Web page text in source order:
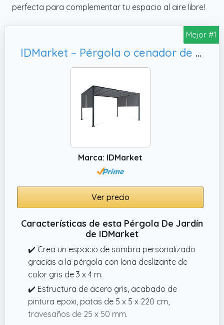
perfecta para complementar tu espacio al aire libre!
Mejor #1
IDMarket – Pérgola o cenador de jardín, color gris antracita
Marca: IDMarket
Ver precio
Características de esta Pérgola De Jardín
de IDMarket
✔️ Crea un espacio de sombra personalizado
gracias a la pérgola con lona deslizante de
color gris de 3 x 4 m.
✔️ Estructura de acero gris, acabado de
pintura epoxi, patas de 5 x 5 x 220 cm,
travesaños de 25 x 50 mm.